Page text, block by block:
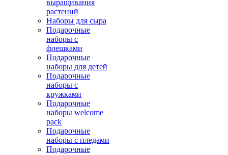
выращивания
растений
Наборы для сыра
Подарочные
наборы с
флешками
Подарочные
наборы для детей
Подарочные
наборы с
кружками
Подарочные
наборы welcome
pack
Подарочные
наборы с пледами
Подарочные